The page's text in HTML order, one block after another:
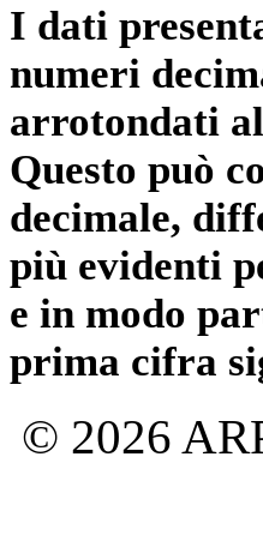
I dati
numeri
arrotondati
Questo può
decimale,
più evidenti
e in modo
prima cifra
© 2026